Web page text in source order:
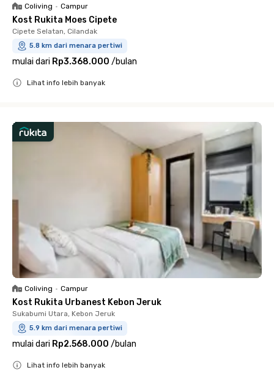
Coliving • Campur
Kost Rukita Moes Cipete
Cipete Selatan, Cilandak
5.8 km dari menara pertiwi
mulai dari Rp3.368.000 /bulan
Lihat info lebih banyak
Coliving • Campur
Kost Rukita Urbanest Kebon Jeruk
Sukabumi Utara, Kebon Jeruk
5.9 km dari menara pertiwi
mulai dari Rp2.568.000 /bulan
Lihat info lebih banyak